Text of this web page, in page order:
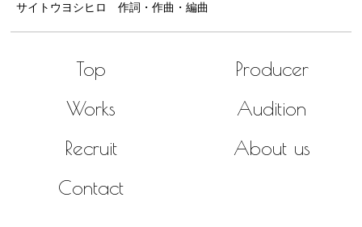
サイトウヨシヒロ 作詞・作曲・編曲
Top
Producer
Works
Audition
Recruit
About us
Contact